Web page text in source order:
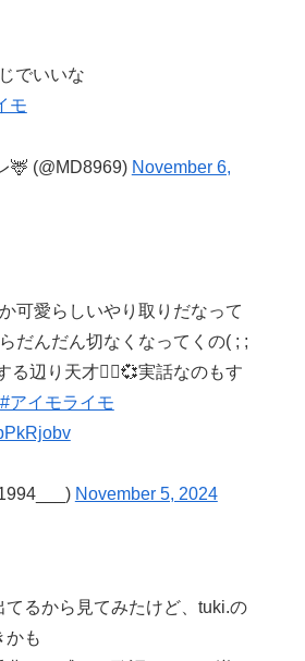
でいいな
モ
🦌 (@MD8969) November 6,
可愛らしいやり取りだなって
だんだん切なくなってくの( ; ;
る辺り天才🙂‍↕️💞実話なのもす
#アイモライモ
November 5, 2024
てるから見てみたけど、tuki.の
かも